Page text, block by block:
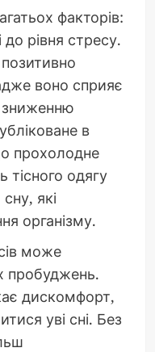
факторів:
до рівня стресу.
воно сприяє
зниженню
в
прохолодне
тісного одягу
які
організму.
може
пробуджень.
дискомфорт,
уві сні. Без